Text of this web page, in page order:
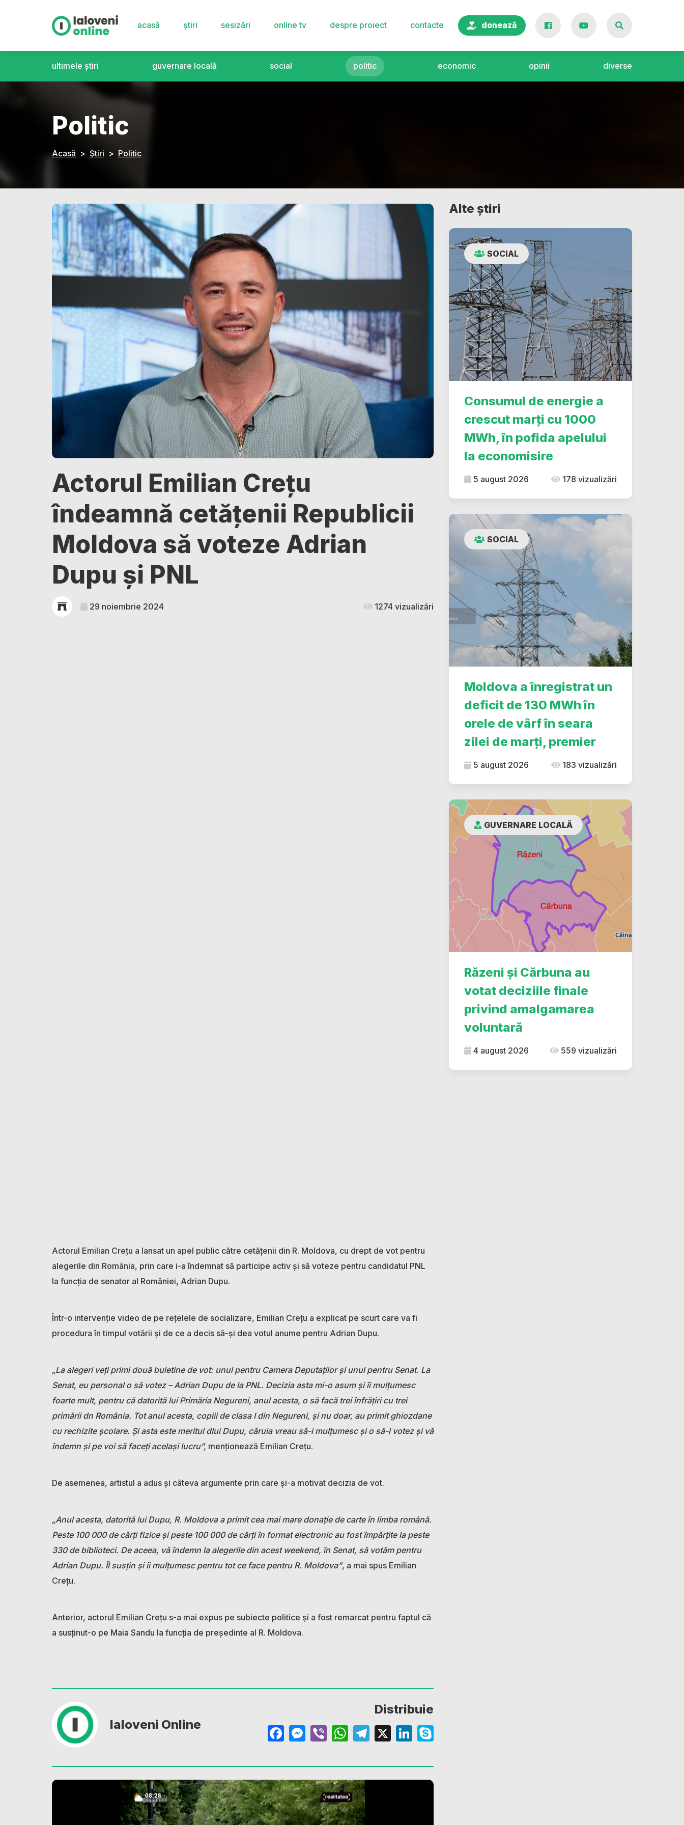
acasă știri sesizări online tv despre proiect contacte donează
ultimele știri guvernare locală social politic economic opinii diverse
Politic
Acasă Știri Politic
Actorul Emilian Crețu
îndeamnă cetățenii Republicii
Moldova să voteze Adrian
Dupu și PNL
29 noiembrie 2024 1274 vizualizări
Actorul Emilian Crețu a lansat un apel public către cetățenii din R. Moldova, cu drept de vot pentru
alegerile din România, prin care i-a îndemnat să participe activ și să voteze pentru candidatul PNL
la funcția de senator al României, Adrian Dupu.
Într-o intervenție video de pe rețelele de socializare, Emilian Crețu a explicat pe scurt care va fi
procedura în timpul votării și de ce a decis să-și dea votul anume pentru Adrian Dupu.
„La alegeri veți primi două buletine de vot: unul pentru Camera Deputaților și unul pentru Senat. La
Senat, eu personal o să votez – Adrian Dupu de la PNL. Decizia asta mi-o asum și îi mulțumesc
foarte mult, pentru că datorită lui Primăria Negureni, anul acesta, o să facă trei înfrățiri cu trei
primării dn România. Tot anul acesta, copiii de clasa I din Negureni, și nu doar, au primit ghiozdane
cu rechizite școlare. Și asta este meritul dlui Dupu, căruia vreau să-i mulțumesc și o să-l votez și vă
îndemn și pe voi să faceți același lucru”, menționează Emilian Crețu.
De asemenea, artistul a adus și câteva argumente prin care și-a motivat decizia de vot.
„Anul acesta, datorită lui Dupu, R. Moldova a primit cea mai mare donație de carte în limba română.
Peste 100 000 de cărți fizice și peste 100 000 de cărți în format electronic au fost împărțite la peste
330 de biblioteci. De aceea, vă îndemn la alegerile din acest weekend, în Senat, să votăm pentru
Adrian Dupu. Îl susțin și îi mulțumesc pentru tot ce face pentru R. Moldova”, a mai spus Emilian
Crețu.
Anterior, actorul Emilian Crețu s-a mai expus pe subiecte politice și a fost remarcat pentru faptul că
a susținut-o pe Maia Sandu la funcția de președinte al R. Moldova.
Ialoveni Online
Distribuie
Facebook
Messenger
ViberWhatsApp
Telegram
X LinkedIn
Alte știri
SOCIAL
Consumul de energie a
crescut marți cu 1000
MWh, în pofida apelului
la economisire
5 august 2026 178 vizualizări
SOCIAL
Moldova a înregistrat un
deficit de 130 MWh în
orele de vârf în seara
zilei de marți, premier
5 august 2026 183 vizualizări
GUVERNARE LOCALĂ
Răzeni și Cărbuna au
votat deciziile finale
privind amalgamarea
voluntară
4 august 2026 559 vizualizări